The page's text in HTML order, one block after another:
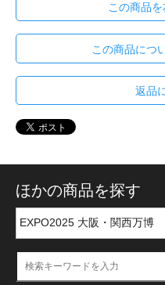
この商品
この商品につ
返品
ほかの商品を探す